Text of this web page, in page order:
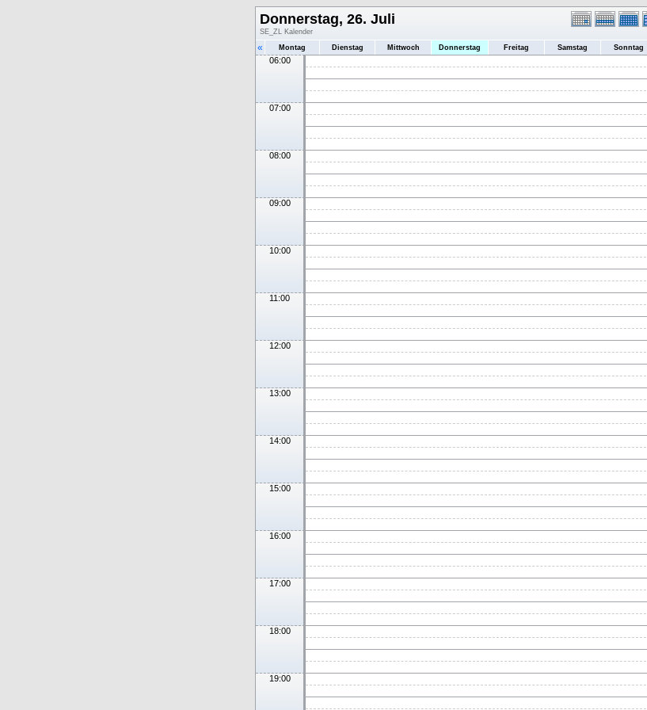
Donnerstag, 26. Juli
SE_ZL Kalender
« Montag Dienstag Mittwoch Donnerstag Freitag Samstag Sonntag
06:00
07:00
08:00
09:00
10:00
11:00
12:00
13:00
14:00
15:00
16:00
17:00
18:00
19:00